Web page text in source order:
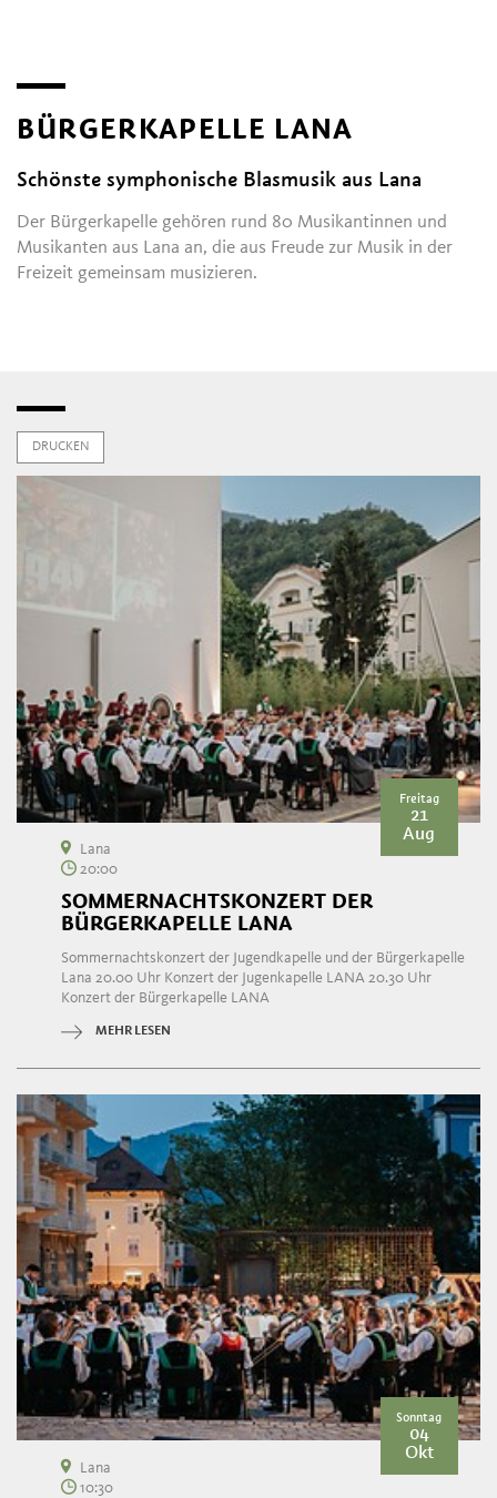
BÜRGERKAPELLE LANA
Schönste symphonische Blasmusik aus Lana
Der Bürgerkapelle gehören rund 80 Musikantinnen und
Musikanten aus Lana an, die aus Freude zur Musik in der
Freizeit gemeinsam musizieren.
DRUCKEN
Freitag
21
Aug
Lana
20:00
SOMMERNACHTSKONZERT DER
BÜRGERKAPELLE LANA
Sommernachtskonzert der Jugendkapelle und der Bürgerkapelle
Lana 20.00 Uhr Konzert der Jugenkapelle LANA 20.30 Uhr
Konzert der Bürgerkapelle LANA
MEHR LESEN
Sonntag
04
Okt
Lana
10:30